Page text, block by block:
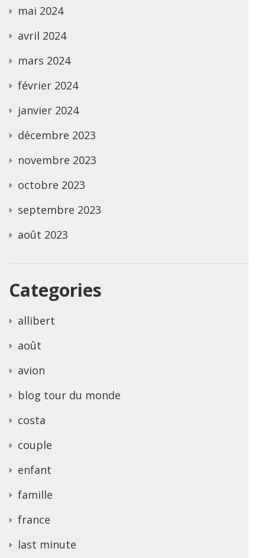
mai 2024
avril 2024
mars 2024
février 2024
janvier 2024
décembre 2023
novembre 2023
octobre 2023
septembre 2023
août 2023
Categories
allibert
août
avion
blog tour du monde
costa
couple
enfant
famille
france
last minute